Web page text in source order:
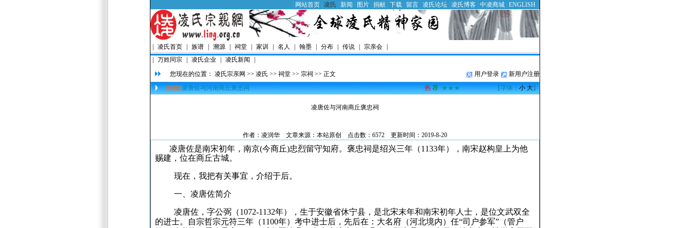
网站首页 凌氏 新闻 图片 捐献 下载 留言 凌氏论坛 凌氏博客 中凌商城 ENGLISH
凌氏首页 族谱 溯源 祠堂 家训 名人 翰墨 分布 传说 宗亲会
万姓同宗 凌氏企业 凌氏新闻
您现在的位置： 凌氏宗亲网 >> 凌氏 >> 祠堂 >> 宗祠 >> 正文 用户登录
新用户注册
[组图]凌唐佐与河南商丘褒忠祠 热 荐 ★★★ 【字体：小 大】
凌唐佐与河南商丘褒忠祠
作者： 凌润华 文章来源：本站原创 点击数：6572 更新时间：2019-8-20
凌唐佐是南宋初年，南京(今商丘)忠烈留守知府。 褒忠祠是绍兴三年（1133年），南宋赵构皇上为他
赐建，位在商丘古城。
现在，我把有关事宜，介绍于后。
一、凌唐佐简介
凌唐佐，字公弼（1072-1132年），生于安徽省休宁县，是北宋末年和南宋初年人士，是位文武双全
的进士。
自宗哲宗元符三年（1100年）考中进士后，先后在： 大名府（河北境内）任“司户参军”（管户